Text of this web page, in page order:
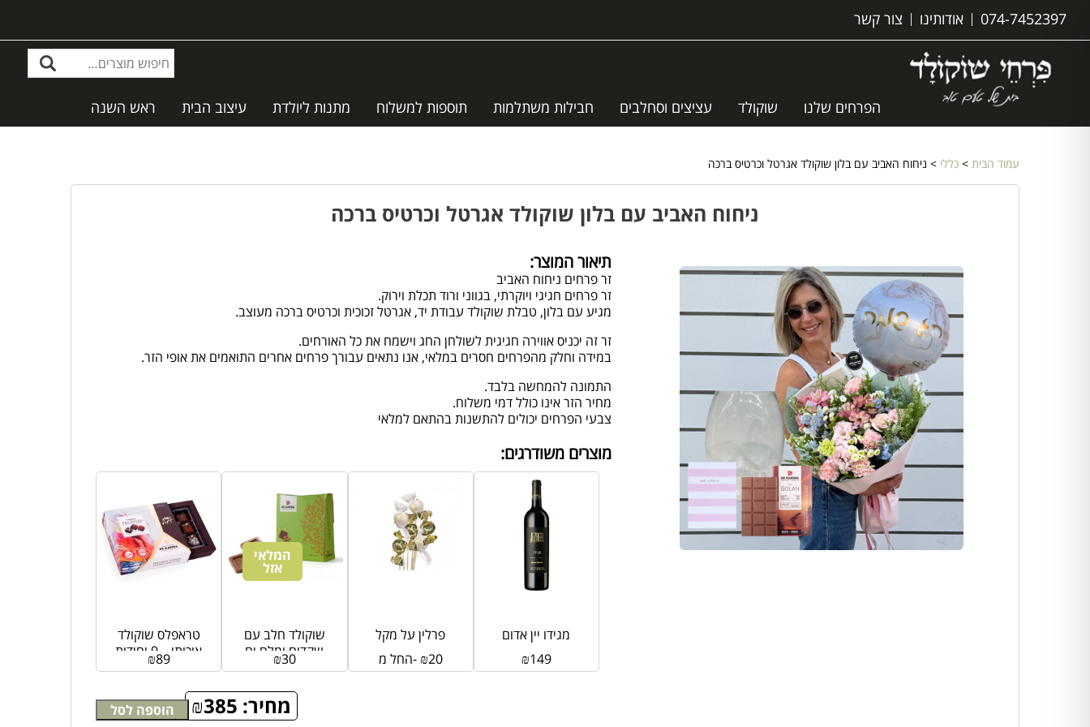
074-7452397 אודותינו צור קשר
הפרחים שלנו שוקולד עציצים וסחלבים חבילות משתלמות תוספות למשלוח מתנות ליולדת עיצוב הבית ראש השנה
עמוד הבית > כללי > ניחוח האביב עם בלון שוקולד אגרטל וכרטיס ברכה
ניחוח האביב עם בלון שוקולד אגרטל וכרטיס ברכה
תיאור המוצר:
זר פרחים ניחוח האביב
זר פרחים חגיגי ויוקרתי, בגווני ורוד תכלת וירוק.
מגיע עם בלון, טבלת שוקולד עבודת יד, אגרטל זכוכית וכרטיס ברכה מעוצב.
זר זה יכניס אווירה חגיגית לשולחן החג וישמח את כל האורחים.
במידה וחלק מהפרחים חסרים במלאי, אנו נתאים עבורך פרחים אחרים התואמים את אופי הזר.
התמונה להמחשה בלבד.
מחיר הזר אינו כולל דמי משלוח.
צבעי הפרחים יכולים להתשנות בהתאם למלאי
מחיר: ₪385 הוספה לסל
מוצרים משודרגים:
טראפלס שוקולד
איכותי – 9 יחידות₪89
המלאי
אזל
שוקולד חלב עם
שקדים ומלח ים
₪30
פרלין על מקל
החל מ- ₪20
מגידו יין אדום
₪149